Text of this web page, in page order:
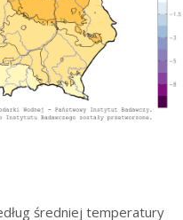
średniej temperatury